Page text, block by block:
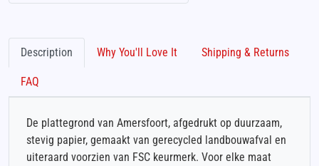
Description Why You'll Love It Shipping & Returns
FAQ
De plattegrond van Amersfoort, afgedrukt op duurzaam,
stevig papier, gemaakt van gerecycled landbouwafval en
uiteraard voorzien van FSC keurmerk. Voor elke maat